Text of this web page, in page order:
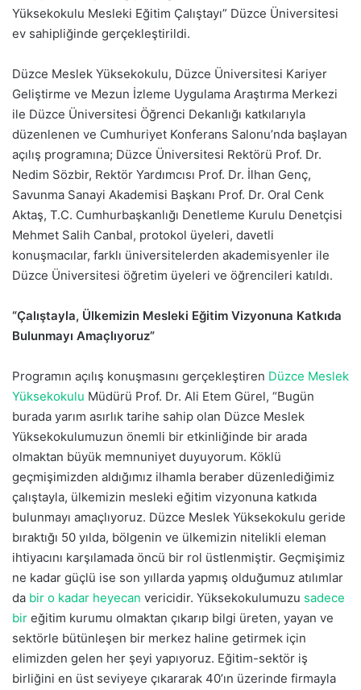
g
ö
d
e
r
m
e
k
Yüksekokulu Mesleki Eğitim Çalıştayı” Düzce Üniversitesi
ev sahipliğinde gerçekleştirildi.
Düzce Meslek Yüksekokulu, Düzce Üniversitesi Kariyer
Geliştirme ve Mezun İzleme Uygulama Araştırma Merkezi
ile Düzce Üniversitesi Öğrenci Dekanlığı katkılarıyla
düzenlenen ve Cumhuriyet Konferans Salonu’nda başlayan
açılış programına; Düzce Üniversitesi Rektörü Prof. Dr.
Nedim Sözbir, Rektör Yardımcısı Prof. Dr. İlhan Genç,
Savunma Sanayi Akademisi Başkanı Prof. Dr. Oral Cenk
Aktaş, T.C. Cumhurbaşkanlığı Denetleme Kurulu Denetçisi
Mehmet Salih Canbal, protokol üyeleri, davetli
konuşmacılar, farklı üniversitelerden akademisyenler ile
Düzce Üniversitesi öğretim üyeleri ve öğrencileri katıldı.
“Çalıştayla, Ülkemizin Mesleki Eğitim Vizyonuna Katkıda
Bulunmayı Amaçlıyoruz”
Programın açılış konuşmasını gerçekleştiren Düzce Meslek
Yüksekokulu Müdürü Prof. Dr. Ali Etem Gürel, “Bugün
burada yarım asırlık tarihe sahip olan Düzce Meslek
Yüksekokulumuzun önemli bir etkinliğinde bir arada
olmaktan büyük memnuniyet duyuyorum. Köklü
geçmişimizden aldığımız ilhamla beraber düzenlediğimiz
çalıştayla, ülkemizin mesleki eğitim vizyonuna katkıda
bulunmayı amaçlıyoruz. Düzce Meslek Yüksekokulu geride
bıraktığı 50 yılda, bölgenin ve ülkemizin nitelikli eleman
ihtiyacını karşılamada öncü bir rol üstlenmiştir. Geçmişimiz
ne kadar güçlü ise son yıllarda yapmış olduğumuz atılımlar
da bir o kadar heyecan vericidir. Yüksekokulumuzu sadece
bir eğitim kurumu olmaktan çıkarıp bilgi üreten, yayan ve
sektörle bütünleşen bir merkez haline getirmek için
elimizden gelen her şeyi yapıyoruz. Eğitim-sektör iş
birliğini en üst seviyeye çıkararak 40’ın üzerinde firmayla